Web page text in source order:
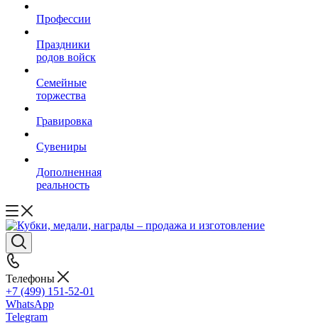
Профессии
Праздники
родов войск
Семейные
торжества
Гравировка
Сувениры
Дополненная
реальность
Телефоны
+7 (499) 151-52-01
WhatsApp
Telegram